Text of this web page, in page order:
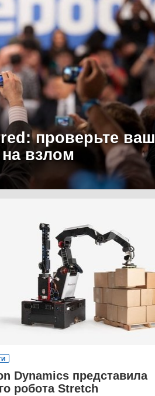
проверьте ваш
на взлом
Dynamics представила
робота Stretch